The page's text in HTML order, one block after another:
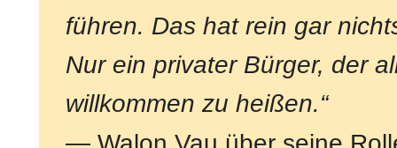
führen. Das hat rein gar
Nur ein privater Bürger, der
willkommen zu heißen.“